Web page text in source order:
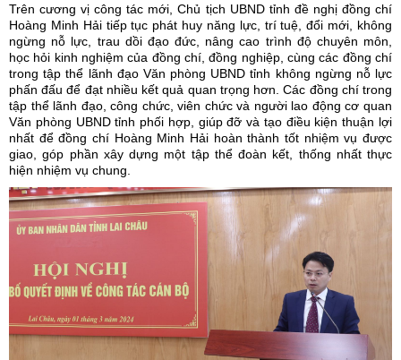
Trên cương vị công tác mới, Chủ tịch UBND tỉnh đề nghị đồng chí
Hoàng Minh Hải tiếp tục phát huy năng lực, trí tuệ, đổi mới, không
ngừng nỗ lực, trau dồi đạo đức, nâng cao trình độ chuyên môn,
học hỏi kinh nghiệm của đồng chí, đồng nghiệp, cùng các đồng chí
trong tập thể lãnh đạo Văn phòng UBND tỉnh không ngừng nỗ lực
phấn đấu để đạt nhiều kết quả quan trọng hơn. Các đồng chí trong
tập thể lãnh đạo, công chức, viên chức và người lao động cơ quan
Văn phòng UBND tỉnh phối hợp, giúp đỡ và tạo điều kiện thuận lợi
nhất để đồng chí Hoàng Minh Hải hoàn thành tốt nhiệm vụ được
giao, góp phần xây dựng một tập thể đoàn kết, thống nhất thực
hiện nhiệm vụ chung.